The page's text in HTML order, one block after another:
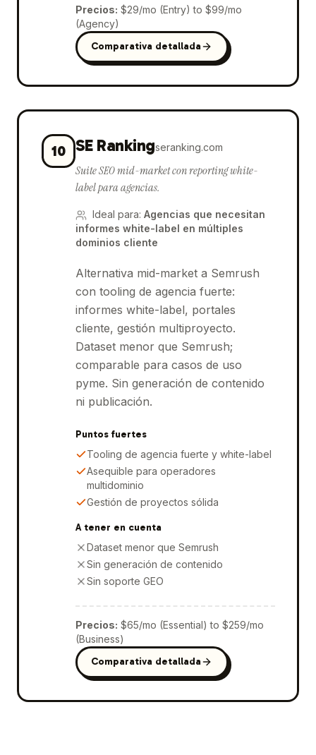
Precios: $29/mo (Entry) to $99/mo
(Agency)
Comparativa detallada
10 SE Rankingseranking.com
Suite SEO mid-market con reporting white-
label para agencias.
Ideal para: Agencias que necesitan
informes white-label en múltiples
dominios cliente
Alternativa mid-market a Semrush
con tooling de agencia fuerte:
informes white-label, portales
cliente, gestión multiproyecto.
Dataset menor que Semrush;
comparable para casos de uso
pyme. Sin generación de contenido
ni publicación.
Puntos fuertes
Tooling de agencia fuerte y white-label
Asequible para operadores
multidominio
Gestión de proyectos sólida
A tener en cuenta
Dataset menor que Semrush
Sin generación de contenido
Sin soporte GEO
Precios: $65/mo (Essential) to $259/mo
(Business)
Comparativa detallada